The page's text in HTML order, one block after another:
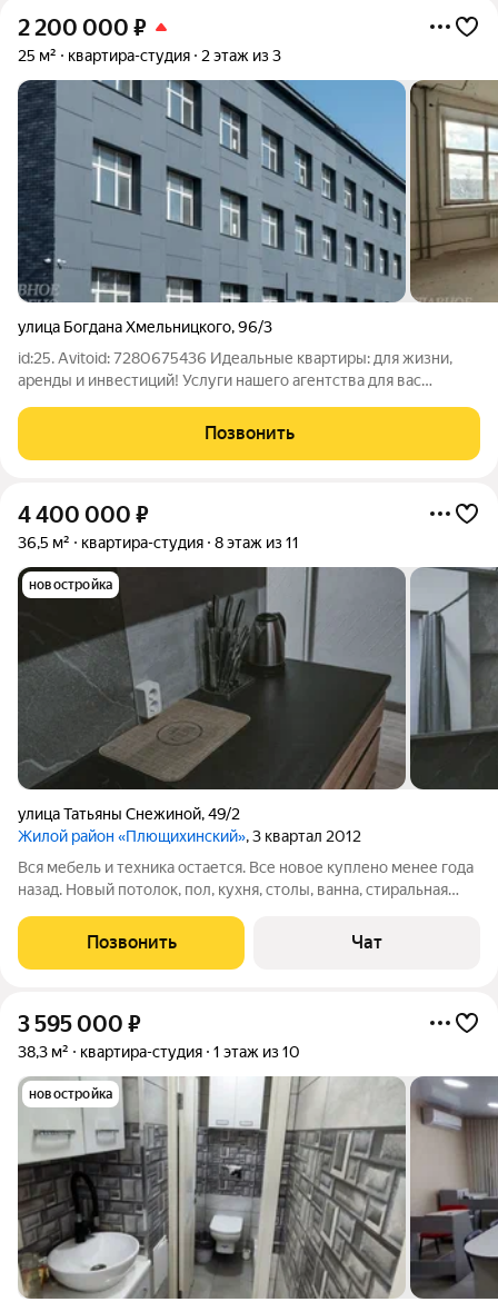
2 200 000 ₽
25 м² квартира-студия 2 этаж из 3
улица Богдана Хмельницкого,96/3
id:25. Avitoid: 7280675436 Идеальные квартиры: для жизни,
аренды и инвестиций! Услуги нашего агентства для вас
из окна! Студия 25 м с отделкой White Box + опция под ключ
(оплачивается
Позвонить
4 400 000 ₽
36,5 м² квартира-студия 8 этаж из 11
новостройка
улица Татьяны Снежиной,49/2
Жилой район «Плющихинский», 3 квартал 2012
Вся мебель и техника остается. Все новое куплено менее года
назад. Новый потолок, пол, кухня, столы, ванна, стиральная
и прочее. В собственности с 2019 года. Полная стоимость в
договоре.
Позвонить Чат
3 595 000 ₽
38,3 м² квартира-студия 1 этаж из 10
новостройка